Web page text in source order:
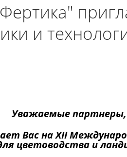
и
Уважаемые партнеры,
Вас на XII
цветоводства и